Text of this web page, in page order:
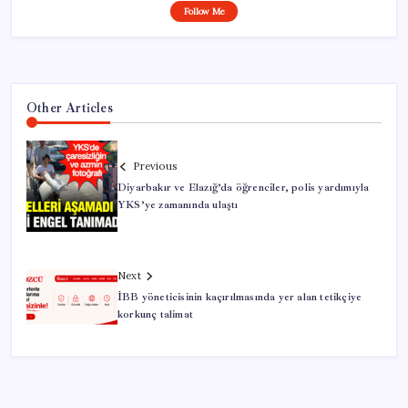
Follow Me
Other Articles
Previous
Diyarbakır ve Elazığ’da öğrenciler, polis yardımıyla
YKS’ye zamanında ulaştı
Next
İBB yöneticisinin kaçırılmasında yer alan tetikçiye
korkunç talimat